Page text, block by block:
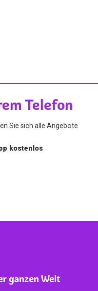
Telefon
Sie sich alle Angebote
kostenlos
ganzen Welt